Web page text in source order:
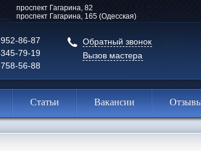
проспект Гагарина, 82
проспект Гагарина, 165 (Одесская)
86-87
79-19
56-88
Обратный звонок
Вызов мастера
Статьи Вакансии